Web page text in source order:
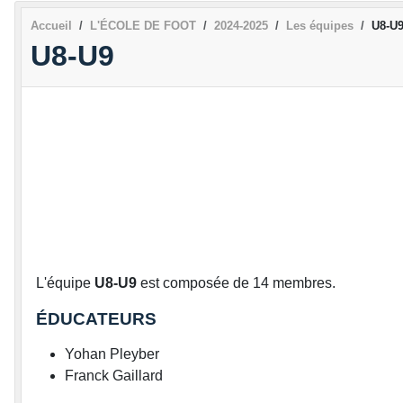
Accueil L'ÉCOLE DE FOOT 2024-2025 Les équipes U8-U9
U8-U9
L'équipe U8-U9 est composée de 14 membres.
ÉDUCATEURS
Yohan Pleyber
Franck Gaillard